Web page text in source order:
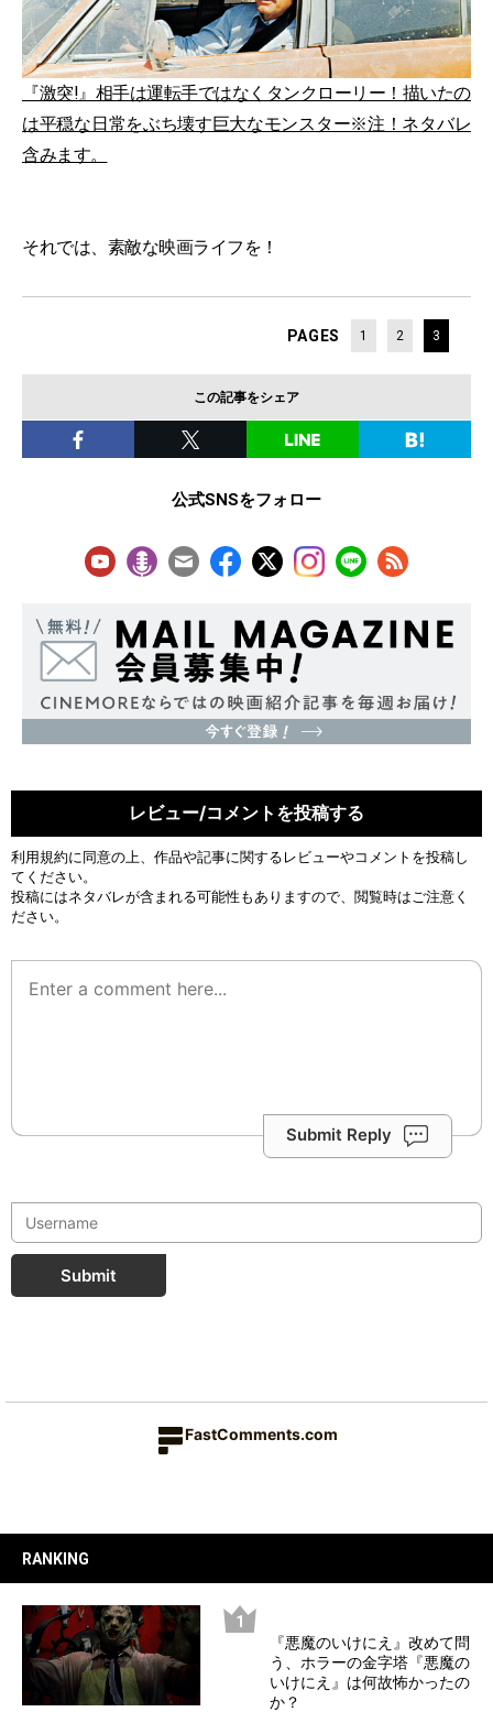
『激突!』相手は運転手ではなくタンクローリー！描いたの
は平穏な日常をぶち壊す巨大なモンスター※注！ネタバレ
含みます。
それでは、素敵な映画ライフを！
PAGES 1 2 3
この記事をシェア
公式SNSをフォロー
レビュー/コメントを投稿する
利用規約に同意の上、作品や記事に関するレビューやコメントを投稿し
てください。
投稿にはネタバレが含まれる可能性もありますので、閲覧時はご注意く
ださい。
Submit Reply
Submit
FastComments.com
RANKING
『悪魔のいけにえ』改めて問
う、ホラーの金字塔『悪魔の
いけにえ』は何故怖かったの
か？